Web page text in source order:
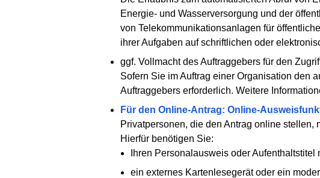
Energie- und Wasserversorgung und der
von Telekommunikationsanlagen für
ihrer Aufgaben auf schriftlichen oder
ggf. Vollmacht des Auftraggebers für den
Sofern Sie im Auftrag einer Organisation den
Auftraggebers erforderlich. Weitere
Für den Online-Antrag: Online-
Privatpersonen, die den Antrag online
Hierfür benötigen Sie:
Ihren Personalausweis oder
ein externes Kartenlesegerät oder ein